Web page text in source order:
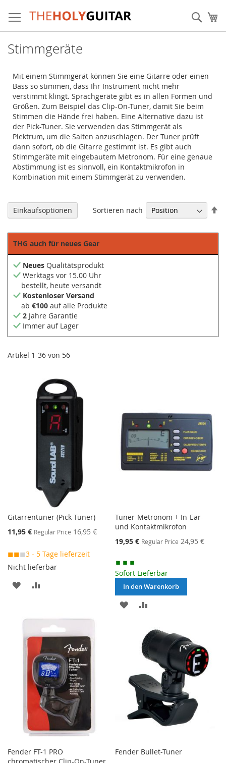
Inhalt
springen
Stimmgeräte
Mit einem Stimmgerät können Sie eine Gitarre oder einen
Bass so stimmen, dass Ihr Instrument nicht mehr
verstimmt klingt. Sprachgeräte gibt es in allen Formen und
Größen. Zum Beispiel das Clip-On-Tuner, damit Sie beim
Stimmen die Hände frei haben. Eine Alternative dazu ist
der Pick-Tuner. Sie verwenden das Stimmgerät als
Plektrum, um die Saiten anzuschlagen. Der Tuner prüft
dann sofort, ob die Gitarre gestimmt ist. Es gibt auch
Stimmgeräte mit eingebautem Metronom. Für eine genaue
Abstimmung ist es sinnvoll, ein Kontaktmikrofon in
Kombination mit einem Stimmgerät zu verwenden.
Artikel 1-36 von 56
Sortieren nach
Gitarrentuner (Pick-Tuner)
Special
11,95 € Regular Price 16,95 €
◼◼◼3 - 5 Tage lieferzeit
Nicht lieferbar
MERKEN
HINZUFÜGEN
Tuner-Metronom + In-Ear-
und Kontaktmikrofon
Special
19,95 € Regular Price 24,95 €
Sofort Lieferbar
In den Warenkorb
MERKEN
HINZUFÜGEN
Fender FT-1 PRO
Fender Bullet-Tuner
Einkaufsoptionen
THG auch für neues Gear
Neues Qualitätsprodukt
Werktags vor 15.00 Uhr
bestellt, heute versandt
Kostenloser Versand
ab €100 auf alle Produkte
2 Jahre Garantie
Immer auf Lager